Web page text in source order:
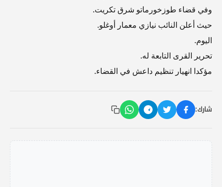
وفي قضاء طوزخورماتو شرق تكريت.
حيث أعلن النائب نيازي معمار أوغلو.
اليوم.
تحرير القرى التابعة له.
مؤكدا انهيار تنظيم داعش في القضاء.
شارك: